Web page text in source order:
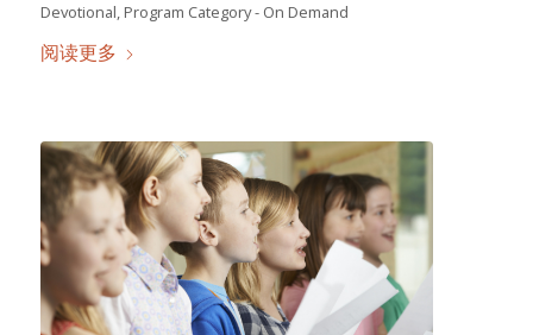
Devotional, Program Category - On Demand
阅读更多